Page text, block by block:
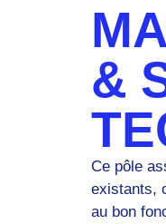
&
Ce pôle
existants,
au bon